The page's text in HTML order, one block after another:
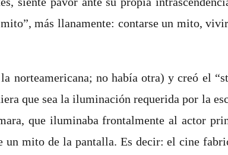
más llanamente: contarse un mito,
norteamericana; no había otra) y creó el
que sea la iluminación requerida por la
que iluminaba frontalmente al actor
un mito de la pantalla. Es decir: el cine